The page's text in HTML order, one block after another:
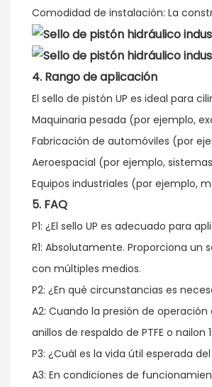
Comodidad de instalación: La
4. Rangode aplicación
El sello de pistón UP es ideal para
Maquinaria pesada (por ejemplo,
Fabricación de automóviles (por
Aeroespacial (por ejemplo,
Equipos industriales (por ejemplo,
5. FAQ
P1: ¿El sello UP es adecuado para
R1: Absolutamente. Proporciona
con múltiples medios.
P2: ¿En qué circunstancias es
A2: Cuando la presión de
anillos de respaldo de PTFE o nailon
P3: ¿Cuál es la vida útil esperada del
A3: En condiciones de